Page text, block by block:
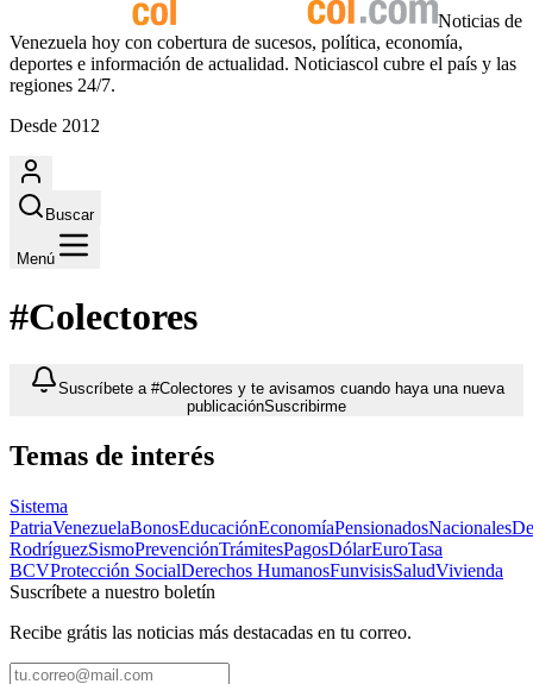
Noticias de
Venezuela hoy con cobertura de sucesos, política, economía,
deportes e información de actualidad. Noticiascol cubre el país y las
regiones 24/7.
Desde 2012
Buscar
Menú
#Colectores
Suscríbete a #Colectores y te avisamos cuando haya una nueva
publicaciónSuscribirme
Temas de interés
Sistema
PatriaVenezuelaBonosEducaciónEconomíaPensionadosNacionales
RodríguezSismoPrevenciónTrámitesPagosDólarEuroTasa
BCVProtección SocialDerechos HumanosFunvisisSaludVivienda
Suscríbete a nuestro boletín
Recibe grátis las noticias más destacadas en tu correo.